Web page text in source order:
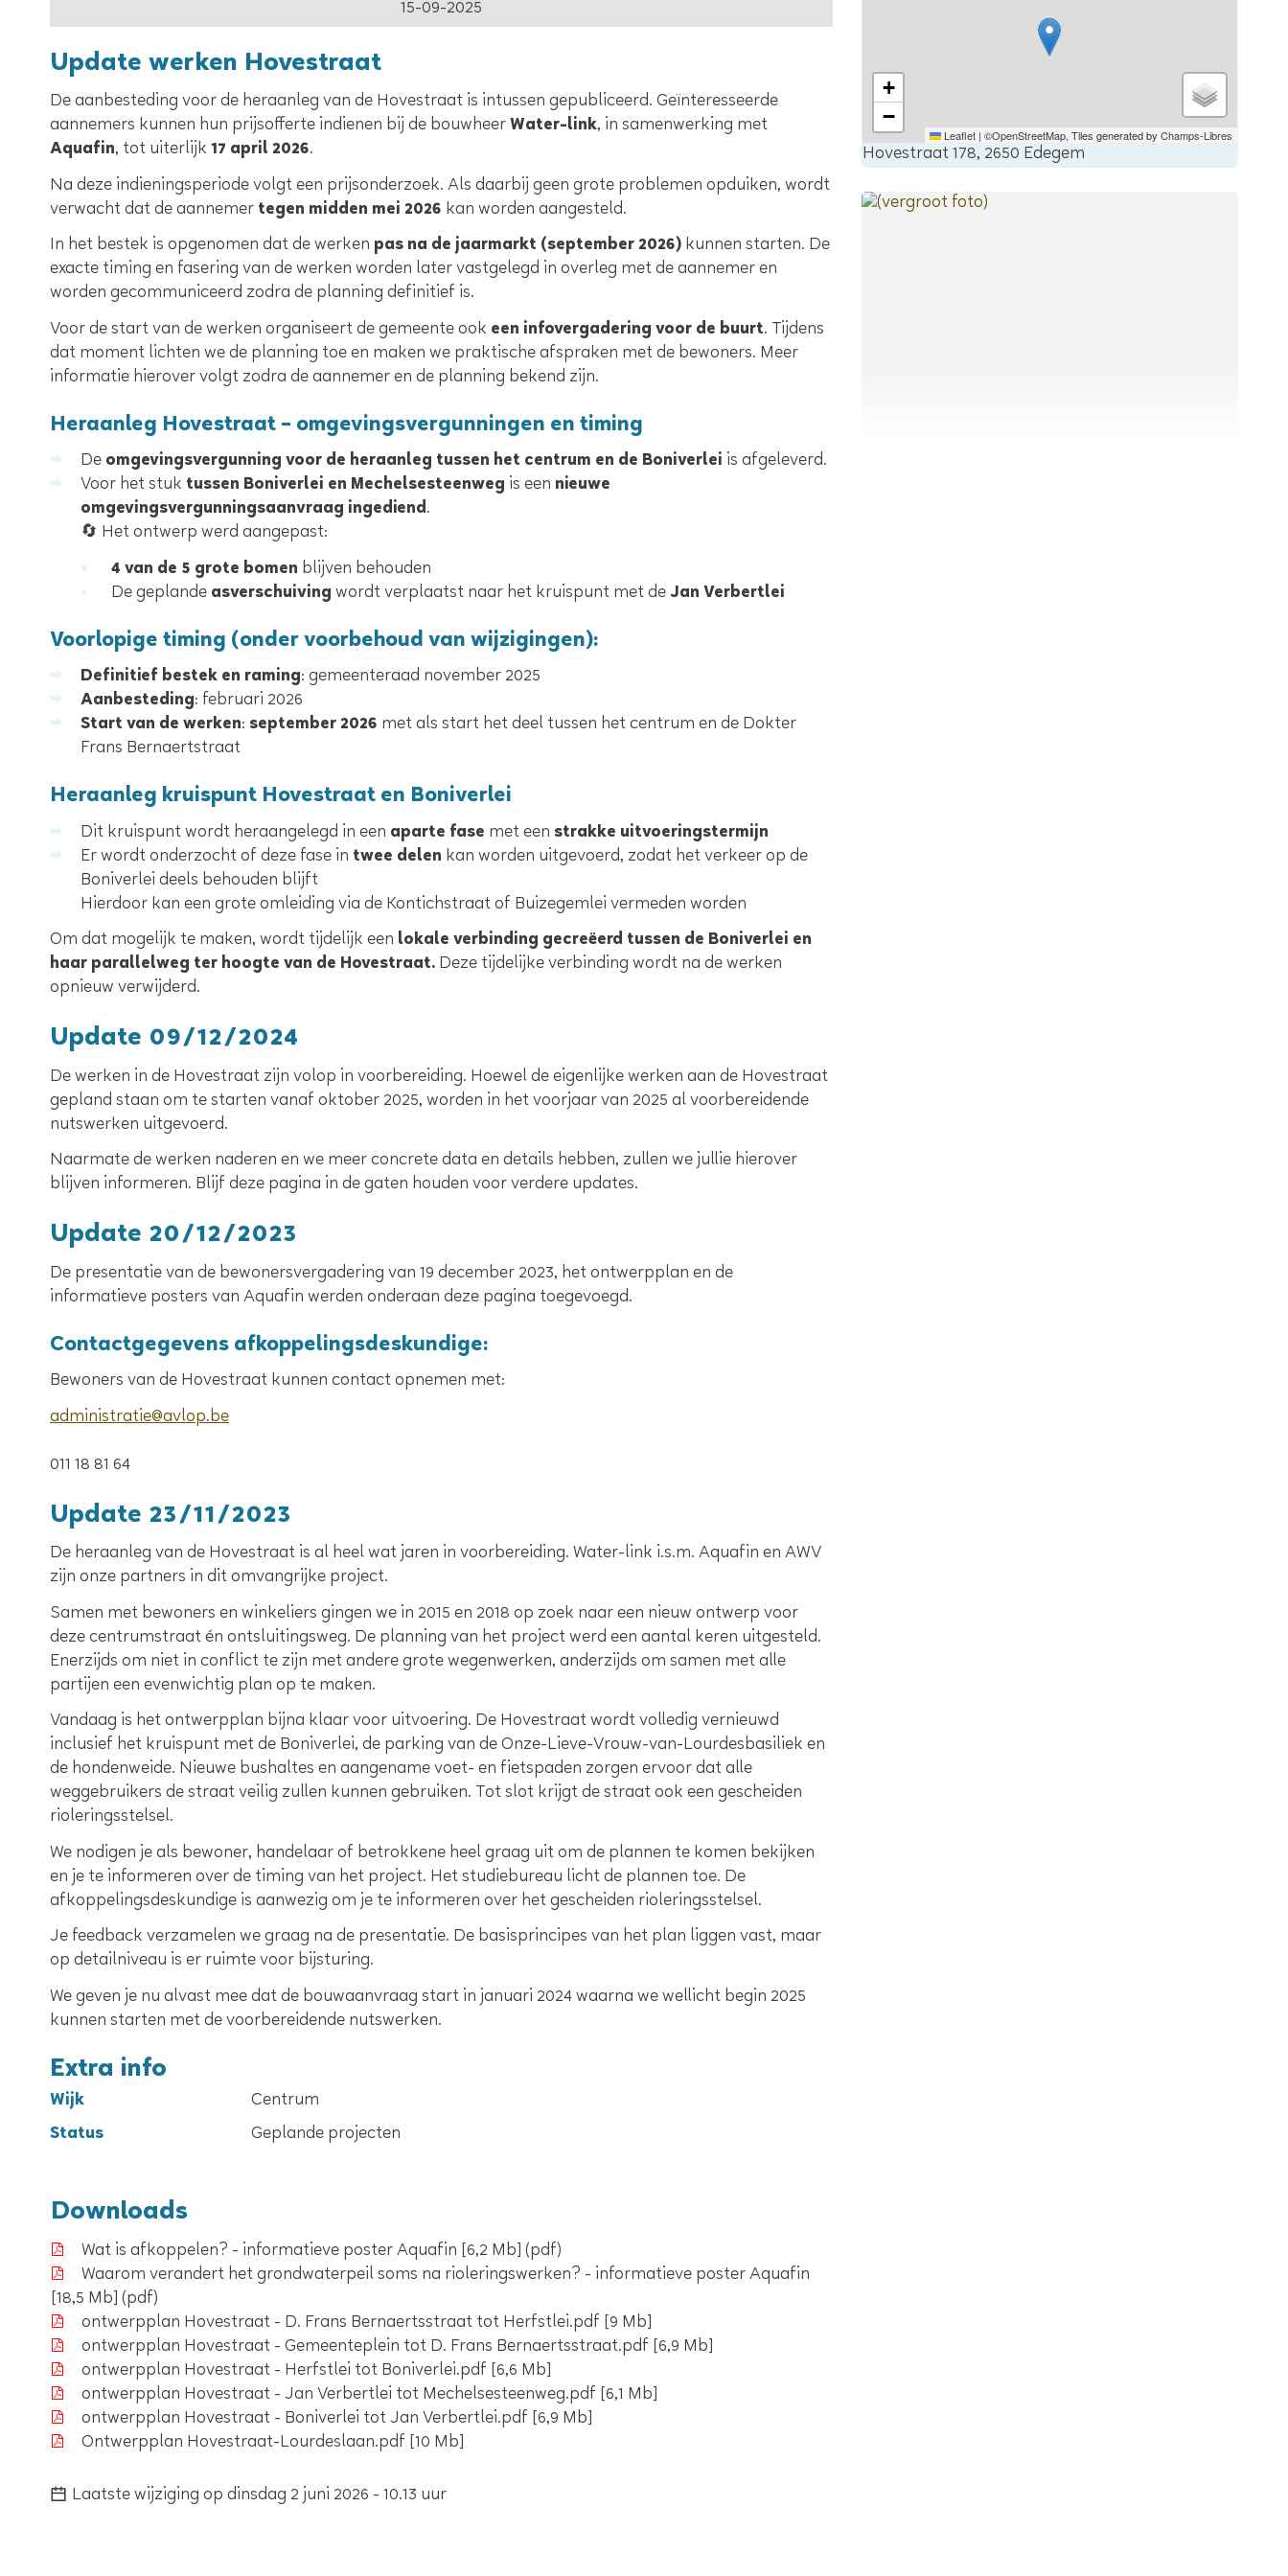
15-09-2025
Update werken Hovestraat
De aanbesteding voor de heraanleg van de Hovestraat is intussen gepubliceerd. Geïnteresseerde
aannemers kunnen hun prijsofferte indienen bij de bouwheer Water-link, in samenwerking met
Aquafin, tot uiterlijk 17 april 2026.
Na deze indieningsperiode volgt een prijsonderzoek. Als daarbij geen grote problemen opduiken, wordt
verwacht dat de aannemer tegen midden mei 2026 kan worden aangesteld.
In het bestek is opgenomen dat de werken pas na de jaarmarkt (september 2026) kunnen starten. De
exacte timing en fasering van de werken worden later vastgelegd in overleg met de aannemer en
worden gecommuniceerd zodra de planning definitief is.
Voor de start van de werken organiseert de gemeente ook een infovergadering voor de buurt. Tijdens
dat moment lichten we de planning toe en maken we praktische afspraken met de bewoners. Meer
informatie hierover volgt zodra de aannemer en de planning bekend zijn.
Heraanleg Hovestraat – omgevingsvergunningen en timing
De omgevingsvergunning voor de heraanleg tussen het centrum en de Boniverlei is afgeleverd.
Voor het stuk tussen Boniverlei en Mechelsesteenweg is een nieuwe
omgevingsvergunningsaanvraag ingediend.
🔄 Het ontwerp werd aangepast:
4 van de 5 grote bomen blijven behouden
De geplande asverschuiving wordt verplaatst naar het kruispunt met deJan Verbertlei
Voorlopige timing (onder voorbehoud van wijzigingen):
Definitief bestek en raming: gemeenteraad november 2025
Aanbesteding: februari 2026
Start van de werken: september 2026 met als start het deel tussen het centrum en de Dokter
Frans Bernaertstraat
Heraanleg kruispunt Hovestraat en Boniverlei
Dit kruispunt wordt heraangelegd in een aparte fase met een strakke uitvoeringstermijn
Er wordt onderzocht of deze fase in twee delen kan worden uitgevoerd, zodat het verkeer op de
Boniverlei deels behouden blijft
Hierdoor kan een grote omleiding via de Kontichstraat of Buizegemlei vermeden worden
Om dat mogelijk te maken, wordt tijdelijk een lokale verbinding gecreëerd tussen de Boniverlei en
haar parallelweg ter hoogte van de Hovestraat. Deze tijdelijke verbinding wordt na de werken
opnieuw verwijderd.
Update 09/12/2024
De werken in de Hovestraat zijn volop in voorbereiding. Hoewel de eigenlijke werken aan de Hovestraat
gepland staan om te starten vanaf oktober 2025, worden in het voorjaar van 2025 al voorbereidende
nutswerken uitgevoerd.
Naarmate de werken naderen en we meer concrete data en details hebben, zullen we jullie hierover
blijven informeren. Blijf deze pagina in de gaten houden voor verdere updates.
Update 20/12/2023
De presentatie van de bewonersvergadering van 19 december 2023, het ontwerpplan en de
informatieve posters van Aquafin werden onderaan deze pagina toegevoegd.
Contactgegevens afkoppelingsdeskundige:
Bewoners van de Hovestraat kunnen contact opnemen met:
administratie@avlop.be
011 18 81 64
Update 23/11/2023
De heraanleg van de Hovestraat is al heel wat jaren in voorbereiding. Water-link i.s.m. Aquafin en AWV
zijn onze partners in dit omvangrijke project.
Samen met bewoners en winkeliers gingen we in 2015 en 2018 op zoek naar een nieuw ontwerp voor
deze centrumstraat én ontsluitingsweg. De planning van het project werd een aantal keren uitgesteld.
Enerzijds om niet in conflict te zijn met andere grote wegenwerken, anderzijds om samen met alle
partijen een evenwichtig plan op te maken.
Vandaag is het ontwerpplan bijna klaar voor uitvoering. De Hovestraat wordt volledig vernieuwd
inclusief het kruispunt met de Boniverlei, de parking van de Onze-Lieve-Vrouw-van-Lourdesbasiliek en
de hondenweide. Nieuwe bushaltes en aangename voet- en fietspaden zorgen ervoor dat alle
weggebruikers de straat veilig zullen kunnen gebruiken. Tot slot krijgt de straat ook een gescheiden
rioleringsstelsel.
We nodigen je als bewoner, handelaar of betrokkene heel graag uit om de plannen te komen bekijken
en je te informeren over de timing van het project. Het studiebureau licht de plannen toe. De
afkoppelingsdeskundige is aanwezig om je te informeren over het gescheiden rioleringsstelsel.
Je feedback verzamelen we graag na de presentatie. De basisprincipes van het plan liggen vast, maar
op detailniveau is er ruimte voor bijsturing.
We geven je nu alvast mee dat de bouwaanvraag start in januari 2024 waarna we wellicht begin 2025
kunnen starten met de voorbereidende nutswerken.
Extra info
Wijk
Centrum
Status
Geplande projecten
Downloads
Wat is afkoppelen? - informatieve poster Aquafin 6,2 Mb
pdf
Waarom verandert het grondwaterpeil soms na rioleringswerken? - informatieve poster Aquafin
18,5 Mb
pdf
ontwerpplan Hovestraat - D. Frans Bernaertsstraat tot Herfstlei.pdf 9 Mb
ontwerpplan Hovestraat - Gemeenteplein tot D. Frans Bernaertsstraat.pdf 6,9 Mb
ontwerpplan Hovestraat - Herfstlei tot Boniverlei.pdf 6,6 Mb
ontwerpplan Hovestraat - Jan Verbertlei tot Mechelsesteenweg.pdf 6,1 Mb
ontwerpplan Hovestraat - Boniverlei tot Jan Verbertlei.pdf 6,9 Mb
Ontwerpplan Hovestraat-Lourdeslaan.pdf 10 Mb
Laatste wijziging op dinsdag 2 juni 2026 - 10.13 uur
+
−
Leaflet | ©OpenStreetMap, Tiles generated by Champs-Libres
Hovestraat 178, 2650 Edegem